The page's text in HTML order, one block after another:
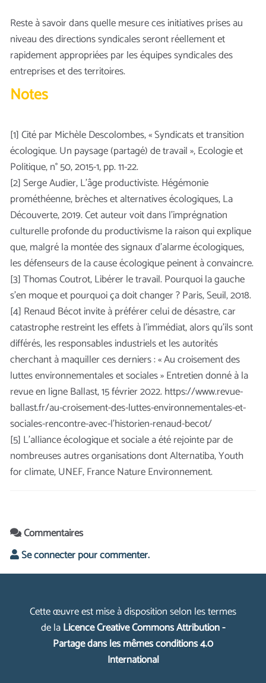
Reste à savoir dans quelle mesure ces initiatives prises au
niveau des directions syndicales seront réellement et
rapidement appropriées par les équipes syndicales des
entreprises et des territoires.
Notes
[1] Cité par Michèle Descolombes, « Syndicats et transition
écologique. Un paysage (partagé) de travail », Ecologie et
Politique, n° 50, 2015-1, pp. 11-22.
[2] Serge Audier, L’âge productiviste. Hégémonie
prométhéenne, brèches et alternatives écologiques, La
Découverte, 2019. Cet auteur voit dans l’imprégnation
culturelle profonde du productivisme la raison qui explique
que, malgré la montée des signaux d’alarme écologiques,
les défenseurs de la cause écologique peinent à convaincre.
[3] Thomas Coutrot, Libérer le travail. Pourquoi la gauche
s’en moque et pourquoi ça doit changer ? Paris, Seuil, 2018.
[4] Renaud Bécot invite à préférer celui de désastre, car
catastrophe restreint les effets à l’immédiat, alors qu’ils sont
différés, les responsables industriels et les autorités
cherchant à maquiller ces derniers : « Au croisement des
luttes environnementales et sociales » Entretien donné à la
revue en ligne Ballast, 15 février 2022. https://www.revue-
ballast.fr/au-croisement-des-luttes-environnementales-et-
sociales-rencontre-avec-l’historien-renaud-becot/
[5] L’alliance écologique et sociale a été rejointe par de
nombreuses autres organisations dont Alternatiba, Youth
for climate, UNEF, France Nature Environnement.
Commentaires
Se connecter pour commenter.
Cette œuvre est mise à disposition selon les termes
de laLicence Creative Commons Attribution -
Partage dans les mêmes conditions 4.0
International